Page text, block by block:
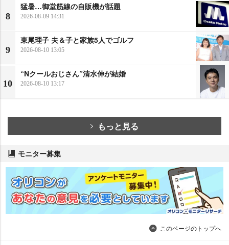
8
猛暑…御堂筋線の自販機が話題
2026-08-09 14:31
9
東尾理子 夫＆子と家族5人でゴルフ
2026-08-10 13:05
10
“Nクールおじさん”清水伸が結婚
2026-08-10 13:17
もっと見る
モニター募集
このページのトップへ